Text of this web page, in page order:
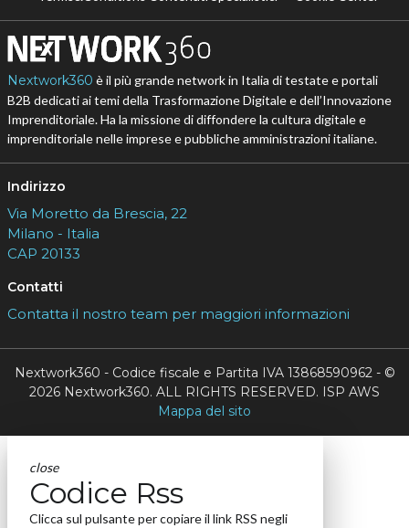
Nextwork360 è il più grande network in Italia di testate e portali
B2B dedicati ai temi della Trasformazione Digitale e dell’Innovazione
Imprenditoriale. Ha la missione di diffondere la cultura digitale e
imprenditoriale nelle imprese e pubbliche amministrazioni italiane.
Indirizzo
Via Moretto da Brescia, 22
Milano - Italia
CAP 20133
Contatti
Contatta il nostro team per maggiori informazioni
Nextwork360 - Codice fiscale e Partita IVA 13868590962 - ©
2026 Nextwork360. ALL RIGHTS RESERVED. ISP AWS
Mappa del sito
close
Codice Rss
Clicca sul pulsante per copiare il link RSS negli